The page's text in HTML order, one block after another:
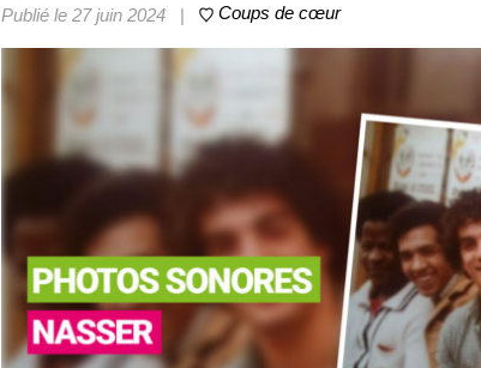
Publié le 27 juin 2024 | Coups de cœur